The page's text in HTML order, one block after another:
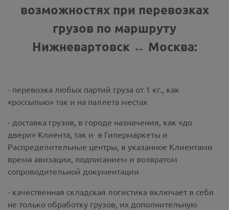
возможностях при перевозках
грузов по маршруту
Нижневартовск ↔ Москва:
- перевозка любых партий груза от 1 кг., как
«россыпью» так и на паллета местах
- доставка грузов, в городе назначения, как «до
двери» Клиента, так и в Гипермаркеты и
Распределительные центры, в указанное Клиентами
время авизации, подписанием и возвратом
сопроводительной документации
- качественная складская логистика включает в себя
не только обработку грузов, их дополнительную